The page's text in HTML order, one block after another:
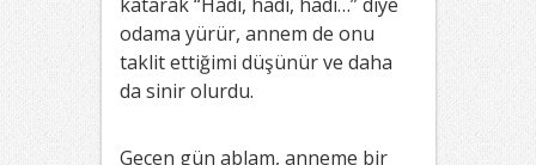
odama yürür, annem de onu
taklit ettiğimi düşünür ve daha
da sinir olurdu.
Geçen gün ablam, anneme bir